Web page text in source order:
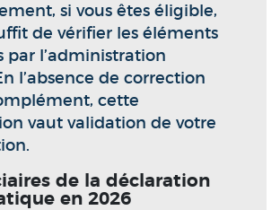
si vous êtes éligible,
de vérifier les éléments
par l’administration
l’absence de correction
cette
vaut validation de votre
de la déclaration
en 2026